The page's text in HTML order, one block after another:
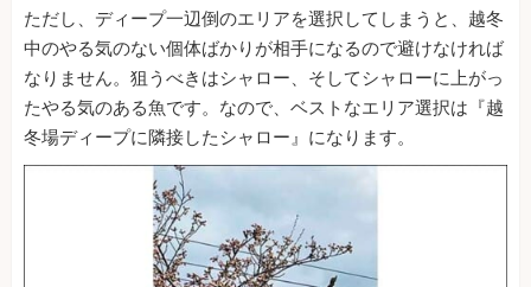
ただし、ディープ一辺倒のエリアを選択してしまうと、越冬
中のやる気のない個体ばかりが相手になるので避けなければ
なりません。狙うべきはシャロー、そしてシャローに上がっ
たやる気のある魚です。なので、ベストなエリア選択は『越
冬場ディープに隣接したシャロー』になります。